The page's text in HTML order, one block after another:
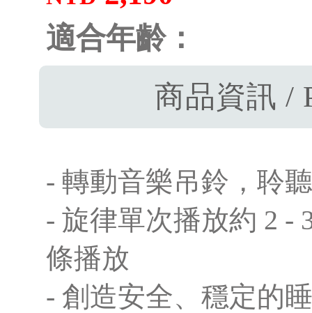
適合年齡：
商品資訊 /
- 轉動音樂吊鈴，聆
- 旋律單次播放約 2 -
條播放
- 創造安全、穩定的